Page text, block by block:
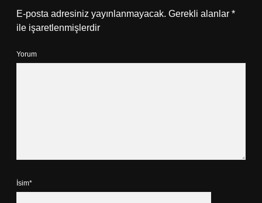
E-posta adresiniz yayınlanmayacak. Gerekli alanlar *
ile işaretlenmişlerdir
Yorum
İsim*